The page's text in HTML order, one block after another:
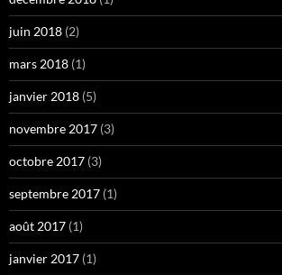
juin 2018 (2)
mars 2018 (1)
janvier 2018 (5)
novembre 2017 (3)
octobre 2017 (3)
septembre 2017 (1)
août 2017 (1)
janvier 2017 (1)